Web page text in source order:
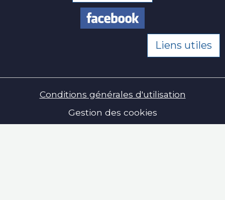
Liens utiles
Conditions générales d'utilisation
Gestion des cookies